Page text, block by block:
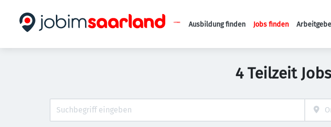
Haupt-
Ausbildung finden Jobs finden
4 Teilzeit